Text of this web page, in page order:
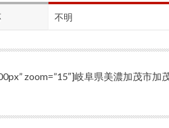
不明
zoom=”15″]岐阜県美濃加茂市加